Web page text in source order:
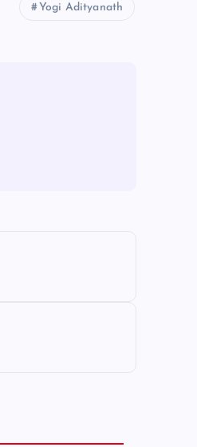
Yogi Adityanath